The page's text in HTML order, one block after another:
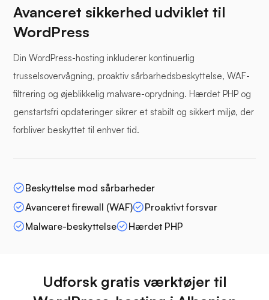
Avanceret sikkerhed udviklet til
WordPress
Din WordPress-hosting inkluderer kontinuerlig
trusselsovervågning, proaktiv sårbarhedsbeskyttelse, WAF-
filtrering og øjeblikkelig malware-oprydning. Hærdet PHP og
genstartsfri opdateringer sikrer et stabilt og sikkert miljø, der
forbliver beskyttet til enhver tid.
Beskyttelse mod sårbarheder
Avanceret firewall (WAF)
Proaktivt forsvar
Malware-beskyttelse
Hærdet PHP
Udforsk gratis værktøjer til